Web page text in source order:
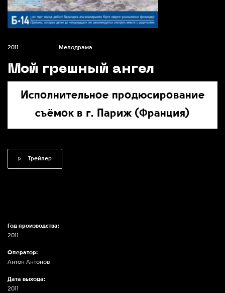
2011 Мелодрама
Мой грешный ангел
Исполнительное продюсирование
съёмок в г. Париж (Франция)
Трейлер
Год производства:
2011
Оператор:
Антон Антонов
Дата выхода:
2011